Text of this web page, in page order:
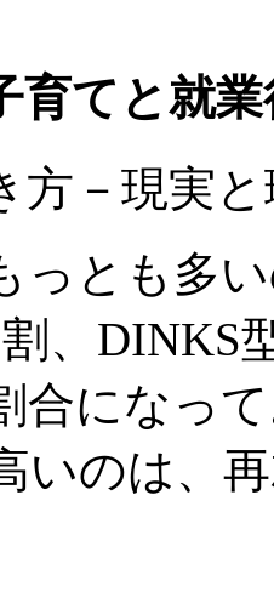
育てと就
方－現実
っとも多
、DINKS
合になっ
いのは、